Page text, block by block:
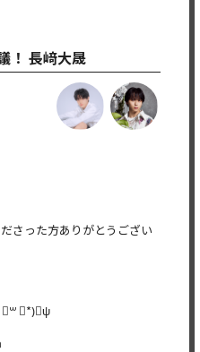
！ 長﨑大晟
さった方ありがとうござい
॑꒳ ॑*)⃕ψ